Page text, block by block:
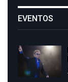
EVENTOS